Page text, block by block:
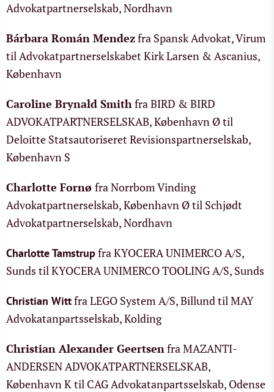
Advokatpartnerselskab, Nordhavn
Bárbara Román Mendezfra Spansk Advokat, Virum
til Advokatpartnerselskabet Kirk Larsen & Ascanius,
København
Caroline Brynald Smithfra BIRD & BIRD
ADVOKATPARTNERSELSKAB, København Ø til
Deloitte Statsautoriseret Revisionspartnerselskab,
København S
Charlotte Fornø fra Norrbom Vinding
Advokatpartnerselskab, København Ø til Schjødt
Advokatpartnerselskab, Nordhavn
Charlotte Tamstrupfra KYOCERA UNIMERCO A/S,
Sunds til KYOCERA UNIMERCO TOOLING A/S, Sunds
Christian Wittfra LEGO System A/S, Billund til MAY
Advokatanpartsselskab, Kolding
Christian Alexander Geertsenfra MAZANTI-
ANDERSEN ADVOKATPARTNERSELSKAB,
København K til CAG Advokatanpartsselskab, Odense